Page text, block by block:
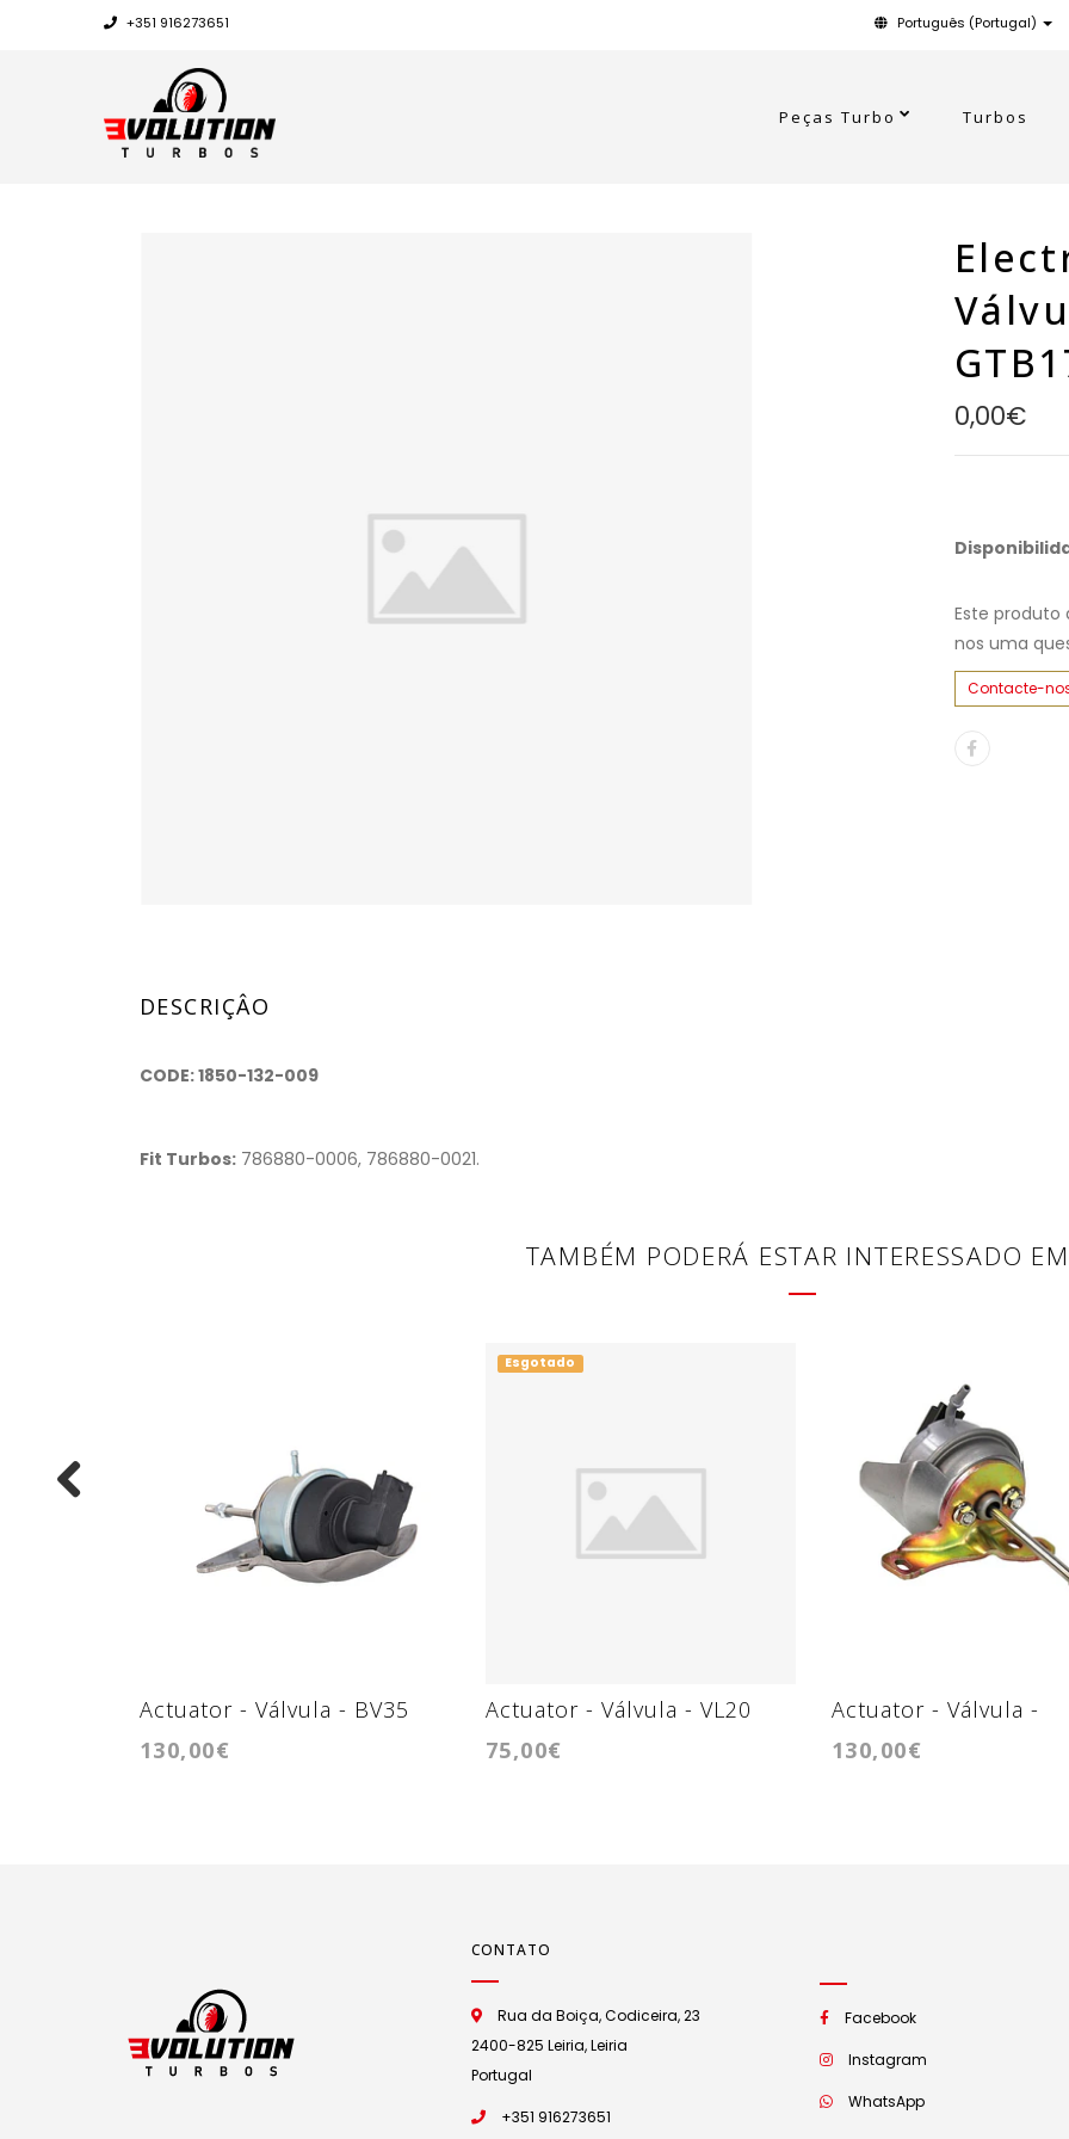
+351 916273651 Português (Portugal)
Peças Turbo Turbos
DESCRIÇÂO
CODE: 1850-132-009
Fit Turbos: 786880-0006, 786880-0021.
0,00€
Este produto
nos uma
Contacte-
TAMBÉM PODERÁ ESTAR INTERESSADO
Actuator - Válvula - BV35
130,00€
Esgotado
Actuator - Válvula - VL20
75,00€
Actuator - Válvula -
GTC1244VZ
130,00€
CONTATO
Rua da Boiça, Codiceira, 23
2400-825 Leiria, Leiria
Portugal
+351 916273651
Facebook
Instagram
WhatsApp